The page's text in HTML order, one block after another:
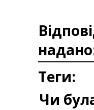
Теги:
Чи